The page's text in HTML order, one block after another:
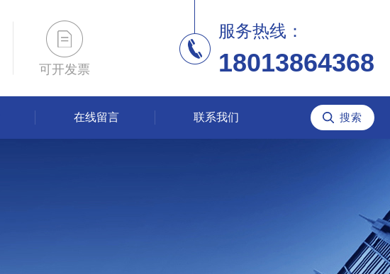
可开发票
服务热线：
18013864368
在线留言 联系我们